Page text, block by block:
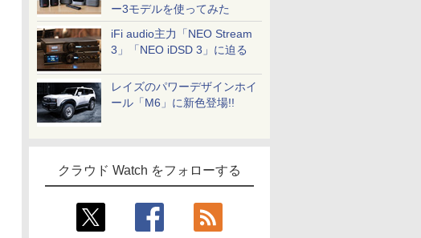
ー3モデルを使ってみた
iFi audio主力「NEO Stream
3」「NEO iDSD 3」に迫る
レイズのパワーデザインホイ
ール「M6」に新色登場!!
クラウド Watch をフォローする